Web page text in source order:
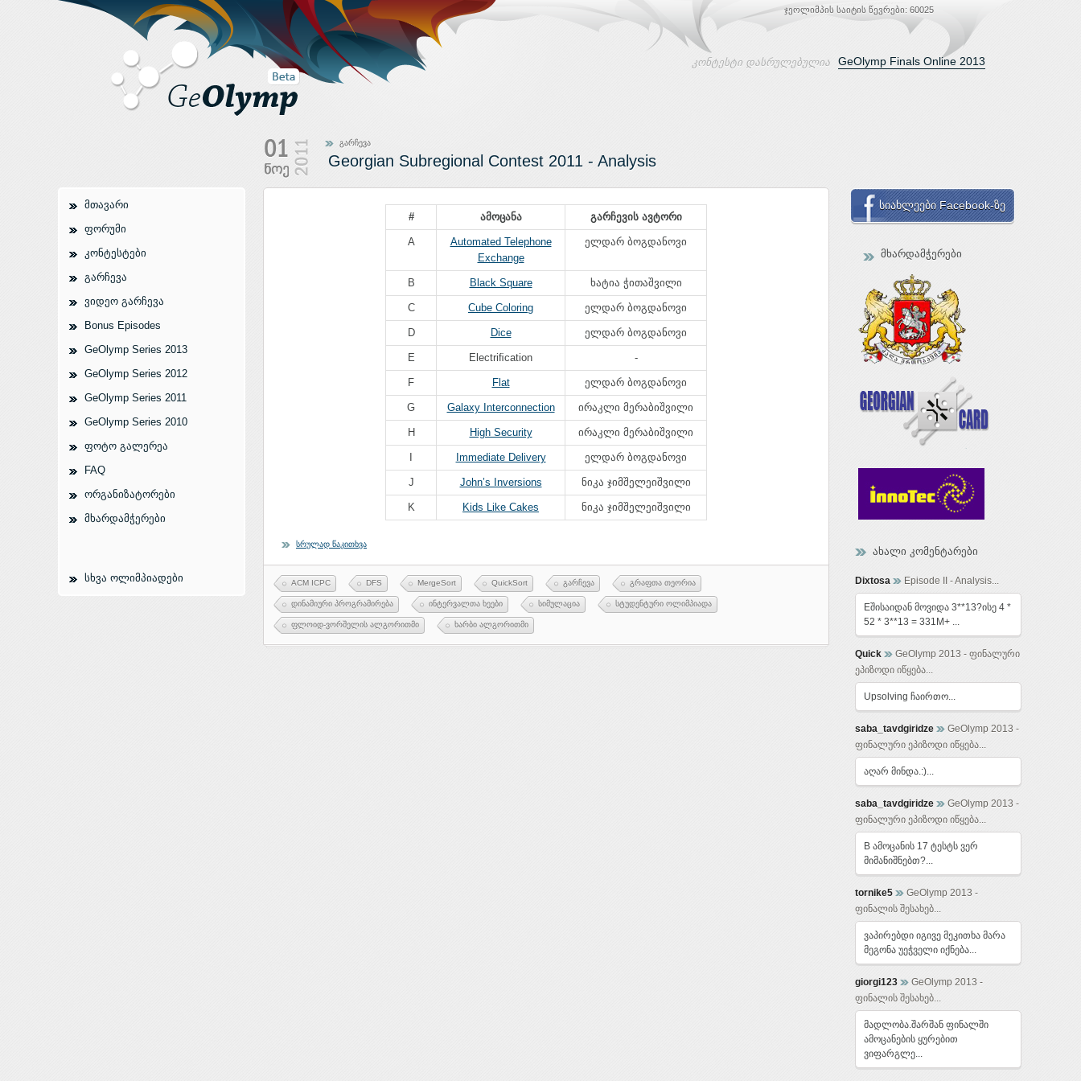
ჯეოლიმპის საიტის წევრები: 60025
კონტესტი დასრულებულია GeOlymp Finals Online 2013
მთავარი
ფორუმი
კონტესტები
გარჩევა
ვიდეო გარჩევა
Bonus Episodes
GeOlymp Series 2013
GeOlymp Series 2012
GeOlymp Series 2011
GeOlymp Series 2010
ფოტო გალერეა
FAQ
ორგანიზატორები
მხარდამჭერები
სხვა ოლიმპიადები
გარჩევა
Georgian Subregional Contest 2011 - Analysis
# ამოცანა გარჩევის ავტორი
A
Automated Telephone
Exchange
ელდარ ბოგდანოვი
B Black Square ხატია ჭითაშვილი
C Cube Coloring ელდარ ბოგდანოვი
D Dice ელდარ ბოგდანოვი
E Electriﬁcation -
F Flat ელდარ ბოგდანოვი
G Galaxy Interconnection ირაკლი მერაბიშვილი
H High Security ირაკლი მერაბიშვილი
Immediate Delivery ელდარ ბოგდანოვი
J John’s Inversions ნიკა ჯიმშელეიშვილი
K Kids Like Cakes ნიკა ჯიმშელეიშვილი
სრულად წაკითხვა
ACM ICPC DFS MergeSort QuickSort გარჩევა გრაფთა თეორია
დინამიური პროგრამირება ინტერვალთა ხეები სიმულაცია სტუდენტური ოლიმპიადა
ფლოიდ-ვორშელის ალგორითმი ხარბი ალგორითმი
სიახლეები Facebook-ზე
მხარდამჭერები
ახალი კომენტარები
Dixtosa Episode II - Analysis...
Eშისაიდან მოვიდა 3**13?ისე 4 *
52 * 3**13 = 331M+ ...
Quick
GeOlymp 2013 - ფინალური
ეპიზოდი იწყება...
Upsolving ჩაირთო...
saba_tavdgiridze
GeOlymp 2013 -
ფინალური ეპიზოდი იწყება...
აღარ მინდა.:)...
saba_tavdgiridze
GeOlymp 2013 -
ფინალური ეპიზოდი იწყება...
B ამოცანის 17 ტესტს ვერ
მიმანიშნებთ?...
tornike5
GeOlymp 2013 -
ფინალის შესახებ...
ვაპირებდი იგივე მეკითხა მარა
მეგონა უეჭველი იქნება...
giorgi123
GeOlymp 2013 -
ფინალის შესახებ...
მადლობა.შარშან ფინალში
ამოცანების ყურებით
ვიფარგლე...